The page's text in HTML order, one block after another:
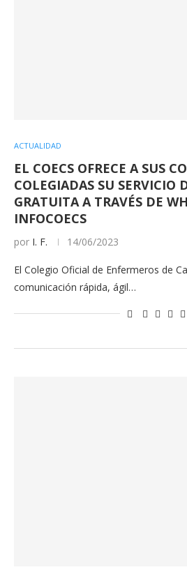
ACTUALIDAD
EL COECS OFRECE A SUS
COLEGIADAS SU SERVICIO
GRATUITA A TRAVÉS DE
INFOCOECS
por I. F. 14/06/2023
El Colegio Oficial de Enfermeros de
comunicación rápida, ágil…